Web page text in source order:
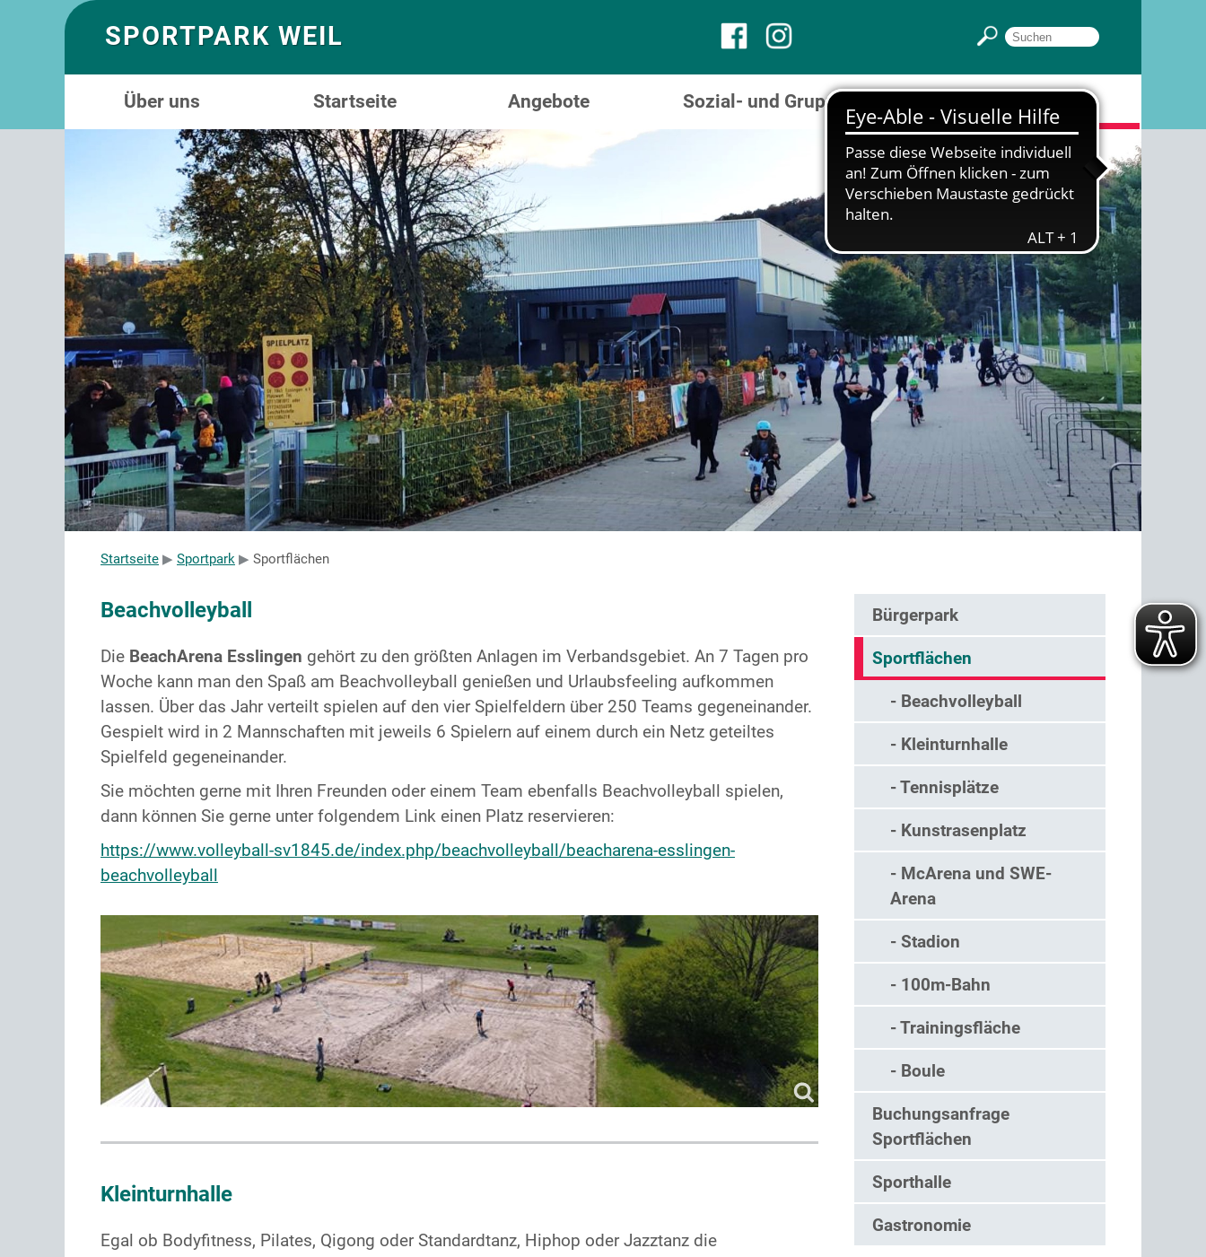
SPORTPARK WEIL
Über uns Startseite Angebote Sozial- und Gruppenräume
Startseite Sportpark Sportflächen
Bürgerpark
Sportflächen
- Beachvolleyball
- Kleinturnhalle
- Tennisplätze
- Kunstrasenplatz
- McArena und SWE-
Arena
- Stadion
- 100m-Bahn
- Trainingsfläche
- Boule
Buchungsanfrage
Sportflächen
Sporthalle
Gastronomie
Beachvolleyball
Die BeachArena Esslingen gehört zu den größten Anlagen im Verbandsgebiet. An 7 Tagen pro
Woche kann man den Spaß am Beachvolleyball genießen und Urlaubsfeeling aufkommen
lassen. Über das Jahr verteilt spielen auf den vier Spielfeldern über 250 Teams gegeneinander.
Gespielt wird in 2 Mannschaften mit jeweils 6 Spielern auf einem durch ein Netz geteiltes
Spielfeld gegeneinander.
Sie möchten gerne mit Ihren Freunden oder einem Team ebenfalls Beachvolleyball spielen,
dann können Sie gerne unter folgendem Link einen Platz reservieren:
https://www.volleyball-sv1845.de/index.php/beachvolleyball/beacharena-esslingen-
beachvolleyball
Kleinturnhalle
Egal ob Bodyfitness, Pilates, Qigong oder Standardtanz, Hiphop oder Jazztanz die